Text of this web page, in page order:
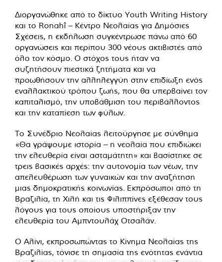
Διοργανώθηκε από το δίκτυο Youth Writing History
και το Ronahî – Κέντρο Νεολαίας για Δημόσιες
Σχέσεις, η εκδήλωση συγκέντρωσε πάνω από 60
οργανώσεις και περίπου 300 νέους ακτιβιστές από
όλο τον κόσμο. Ο στόχος τους ήταν να
συζητήσουν πιεστικά ζητήματα και να
προωθήσουν την αλληλεγγύη στην επιδίωξη ενός
εναλλακτικού τρόπου ζωής, που θα υπερβαίνει τον
καπιταλισμό, την υποβάθμιση του περιβάλλοντος
και την καταπίεση των φύλων.
Το Συνέδριο Νεολαίας λειτούργησε με σύνθημα
«Θα γράψουμε ιστορία – η νεολαία που επιδιώκει
την ελευθερία είναι ασταμάτητη» και βασίστηκε σε
τρεις βασικές αρχές: την αυτονομία των νέων, την
απελευθέρωση των γυναικών και την αναζήτηση
μιας δημοκρατικής κοινωνίας. Εκπρόσωποι από τη
Βραζιλία, τη Χιλή και τις Φιλιππίνες εξέθεσαν τους
λόγους για τους οποίους υποστήριξαν την
ελευθερία του Αμπντουλάχ Οτσαλάν.
Ο Αλίνι, εκπροσωπώντας το Κίνημα Νεολαίας της
Βραζιλίας, τόνισε τη σημασία της ενότητας ενάντια